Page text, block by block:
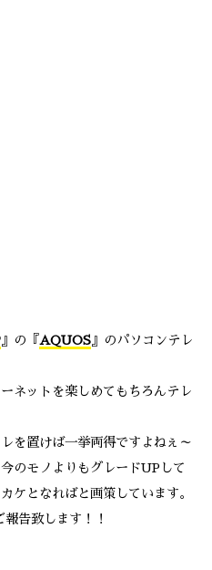
』の『 AQUOS 』のパソコンテレ
ネットを楽しめてもちろんテレ
を置けば一挙両得ですよねぇ～
のモノよりもグレードUPして
ケとなればと画策しています。
告致します！！